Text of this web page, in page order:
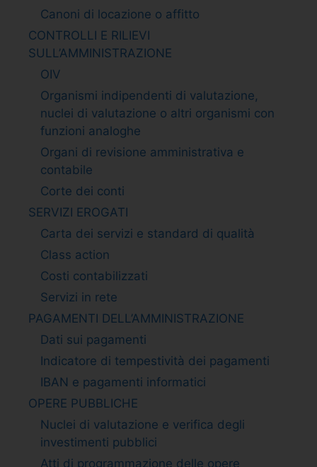
Canoni di locazione o affitto
CONTROLLI E RILIEVI
SULL’AMMINISTRAZIONE
OIV
Organismi indipendenti di valutazione,
nuclei di valutazione o altri organismi con
funzioni analoghe
Organi di revisione amministrativa e
contabile
Corte dei conti
SERVIZI EROGATI
Carta dei servizi e standard di qualità
Class action
Costi contabilizzati
Servizi in rete
PAGAMENTI DELL’AMMINISTRAZIONE
Dati sui pagamenti
Indicatore di tempestività dei pagamenti
IBAN e pagamenti informatici
OPERE PUBBLICHE
Nuclei di valutazione e verifica degli
investimenti pubblici
Atti di programmazione delle opere